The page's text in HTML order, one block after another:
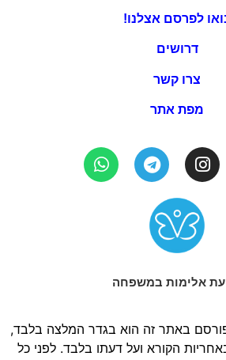
לפרסם אצלנו!
דרושים
צרו קשר
מפת אתר
אלימות במשפחה
באתר זה הוא בגדר המלצה בלבד,
הקורא ועל דעתו בלבד. לפני כל